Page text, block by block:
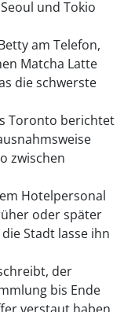
und Tokio
am Telefon,
Matcha Latte
die schwerste
Toronto berichtet
zwischen
Hotelpersonal
oder später
Stadt lasse ihn
der
bis Ende